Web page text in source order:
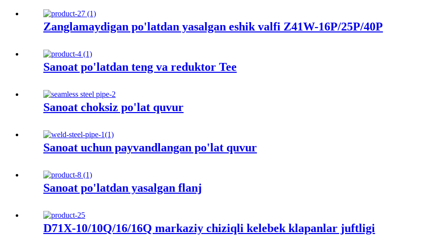
Zanglamaydigan po'latdan yasalgan eshik valfi Z41W-16P/25P/40P
Sanoat po'latdan teng va reduktor Tee
Sanoat choksiz po'lat quvur
Sanoat uchun payvandlangan po'lat quvur
Sanoat po'latdan yasalgan flanj
D71X-10/10Q/16/16Q markaziy chiziqli kelebek klapanlar juftligi